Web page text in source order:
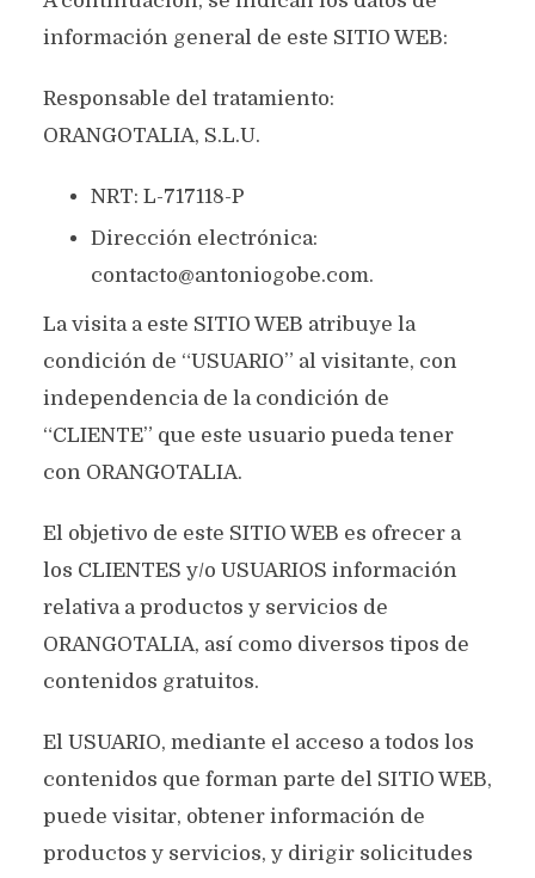
información general de este SITIO WEB:
Responsable del tratamiento:
ORANGOTALIA, S.L.U.
NRT: L-717118-P
Dirección electrónica:
contacto@antoniogobe.com.
La visita a este SITIO WEB atribuye la
condición de “USUARIO” al visitante, con
independencia de la condición de
“CLIENTE” que este usuario pueda tener
con ORANGOTALIA.
El objetivo de este SITIO WEB es ofrecer a
los CLIENTES y/o USUARIOS información
relativa a productos y servicios de
ORANGOTALIA, así como diversos tipos de
contenidos gratuitos.
El USUARIO, mediante el acceso a todos los
contenidos que forman parte del SITIO WEB,
puede visitar, obtener información de
productos y servicios, y dirigir solicitudes